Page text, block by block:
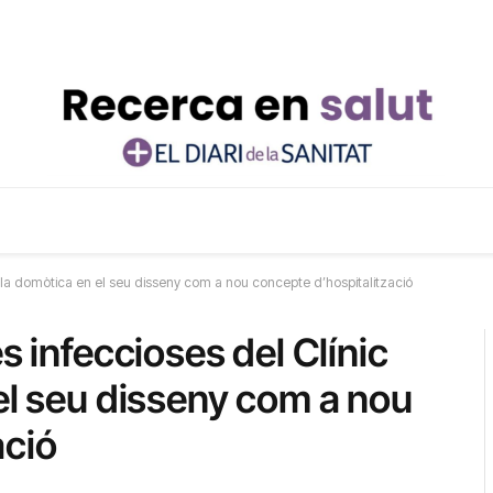
domòtica en el seu disseny com a nou concepte d’hospitalització
infeccioses del Clínic
seu disseny com a nou